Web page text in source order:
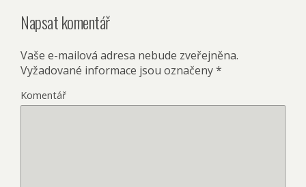
Napsat komentář
Vaše e-mailová adresa nebude zveřejněna.
Vyžadované informace jsou označeny*
Komentář